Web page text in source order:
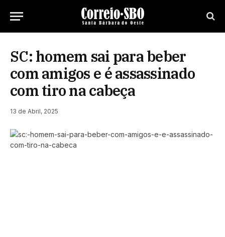
SC: homem sai para beber
com amigos e é assassinado
com tiro na cabeça
13 de Abril, 2025